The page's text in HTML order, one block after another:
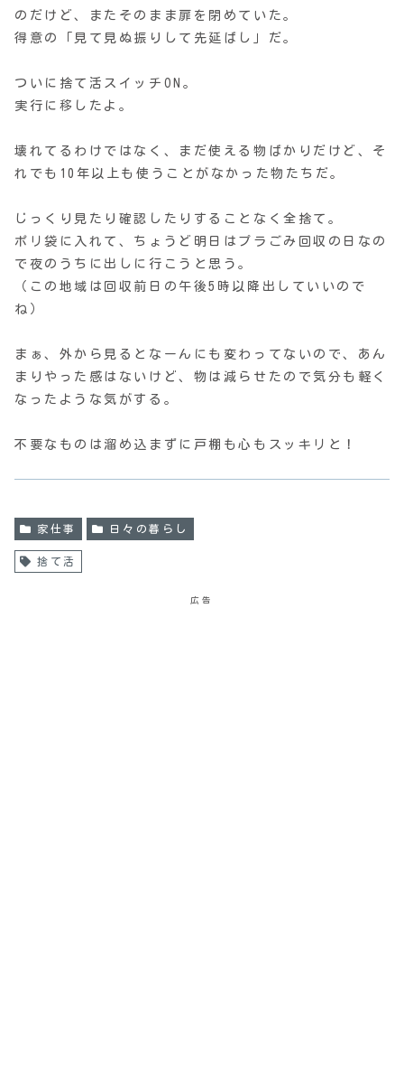
のだけど、またそのまま扉を閉めていた。
得意の「見て見ぬ振りして先延ばし」だ。
ついに捨て活スイッチON。
実行に移したよ。
壊れてるわけではなく、まだ使える物ばかりだけど、そ
れでも10年以上も使うことがなかった物たちだ。
じっくり見たり確認したりすることなく全捨て。
ポリ袋に入れて、ちょうど明日はプラごみ回収の日なの
で夜のうちに出しに行こうと思う。
（この地域は回収前日の午後5時以降出していいので
ね）
まぁ、外から見るとなーんにも変わってないので、あん
まりやった感はないけど、物は減らせたので気分も軽く
なったような気がする。
不要なものは溜め込まずに戸棚も心もスッキリと！
家仕事 日々の暮らし
捨て活
広告